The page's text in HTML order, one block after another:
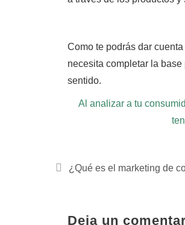
Como te podrás dar
necesita completar la
sentido.
Al analizar a tu
¿Qué es el marketing de
Deja un